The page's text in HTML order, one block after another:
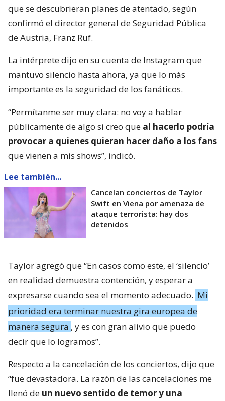
que se descubrieran planes de atentado, según
confirmó el director general de Seguridad Pública
de Austria, Franz Ruf.
La intérprete dijo en su cuenta de Instagram que
mantuvo silencio hasta ahora, ya que lo más
importante es la seguridad de los fanáticos.
“Permítanme ser muy clara: no voy a hablar
públicamente de algo si creo que al hacerlo podría
provocar a quienes quieran hacer daño a los fans
que vienen a mis shows”, indicó.
Lee también...
Cancelan conciertos de Taylor
Swift en Viena por amenaza de
ataque terrorista: hay dos
detenidos
Taylor agregó que “En casos como este, el ‘silencio’
en realidad demuestra contención, y esperar a
expresarse cuando sea el momento adecuado. Mi
prioridad era terminar nuestra gira europea de
manera segura , y es con gran alivio que puedo
decir que lo logramos”.
Respecto a la cancelación de los conciertos, dijo que
“fue devastadora. La razón de las cancelaciones me
llenó de un nuevo sentido de temor y una